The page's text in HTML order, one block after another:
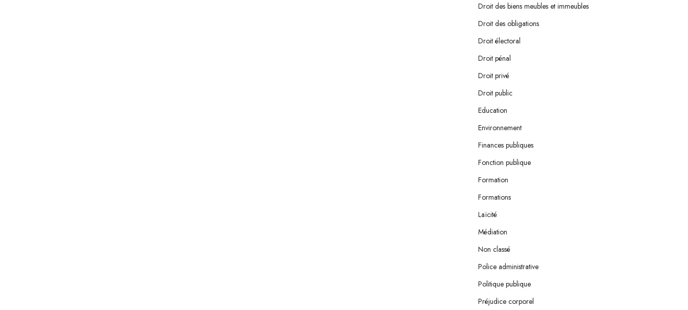
Droit des biens meubles et immeubles
Droit des obligations
Droit électoral
Droit pénal
Droit privé
Droit public
Education
Environnement
Finances publiques
Fonction publique
Formation
Formations
Laïcité
Médiation
Non classé
Police administrative
Politique publique
Préjudice corporel